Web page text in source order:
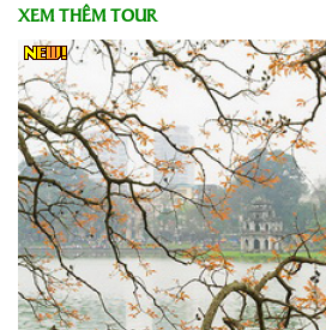
XEM THÊM TOUR